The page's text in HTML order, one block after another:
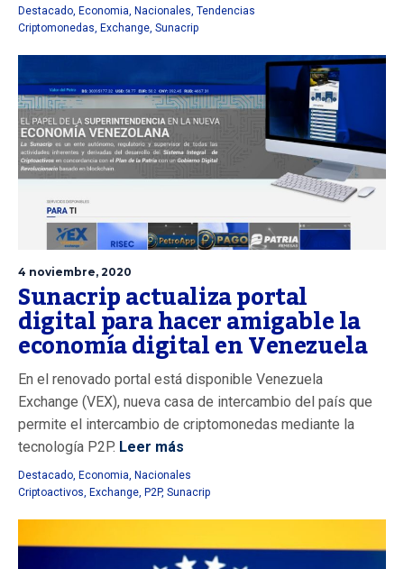
Destacado, Economia, Nacionales, Tendencias
Criptomonedas, Exchange, Sunacrip
4 noviembre, 2020
Sunacrip actualiza portal
digital para hacer amigable la
economía digital en Venezuela
En el renovado portal está disponible Venezuela
Exchange (VEX), nueva casa de intercambio del país que
permite el intercambio de criptomonedas mediante la
tecnología P2P. Leer más
Destacado, Economia, Nacionales
Criptoactivos, Exchange, P2P, Sunacrip